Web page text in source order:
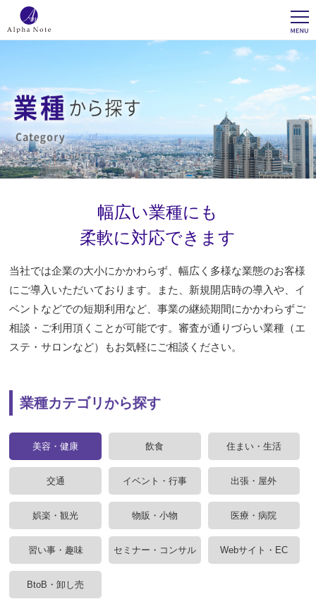
幅広い業種にも
柔軟に対応できます
当社では企業の大小にかかわらず、幅広く多様な業態のお客様
にご導入いただいております。また、新規開店時の導入や、イ
ベントなどでの短期利用など、事業の継続期間にかかわらずご
相談・ご利用頂くことが可能です。審査が通りづらい業種（エ
ステ・サロンなど）もお気軽にご相談ください。
業種カテゴリから探す
美容・健康 飲食 住まい・生活
交通 イベント・行事 出張・屋外
娯楽・観光 物販・小物 医療・病院
習い事・趣味 セミナー・コンサル Webサイト・EC
BtoB・卸し売